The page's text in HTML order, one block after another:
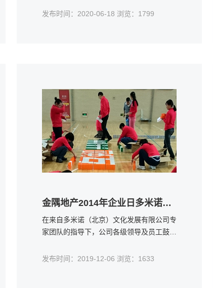
“学生们可能觉得是在玩游戏，但其实我已
发布时间：2020-06-18 浏览：1799
金隅地产2014年企业日多米诺拓展活动
在来自多米诺（北京）文化发展有限公司专
家团队的指导下，公司各级领导及员工鼓足
能见彩虹，当骨牌顺利倒下，一幅幅宏伟的
发布时间：2019-12-06 浏览：1633